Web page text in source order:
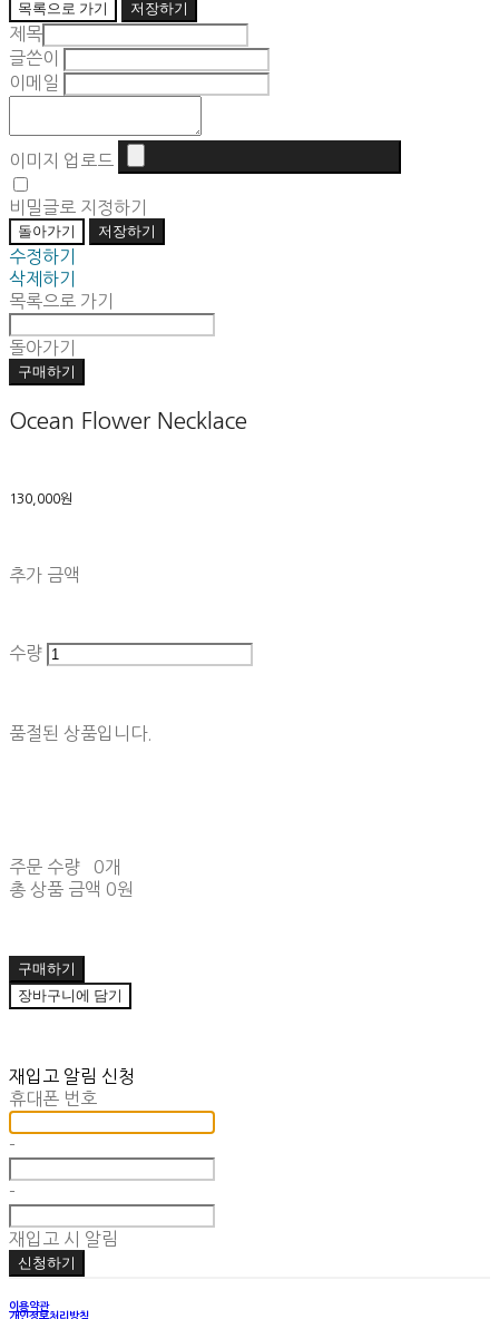
목록으로 가기 저장하기
제목
글쓴이
이메일
이미지 업로드
비밀글로 지정하기
돌아가기 저장하기
수정하기
삭제하기
목록으로 가기
돌아가기
구매하기
Ocean Flower Necklace
130,000원
추가 금액
수량
품절된 상품입니다.
주문 수량
0개
총 상품 금액 0원
구매하기
장바구니에 담기
재입고 알림 신청
휴대폰 번호
-
-
재입고 시 알림
신청하기
이용약관
개인정보처리방침